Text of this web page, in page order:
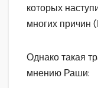
которых
многих причин
Однако такая
мнению Раши: